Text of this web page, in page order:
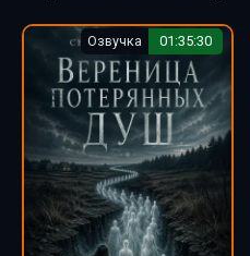
Озвучка 01:35:30